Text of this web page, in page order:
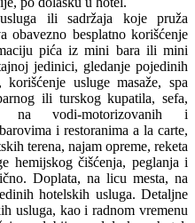
ili sadržaja koje pruža
obavezno besplatno korišćenje
pića iz mini bara ili mini
jedinici, gledanje pojedinih
usluge masaže, spa
ili turskog kupatila, sefa,
na vodi-motorizovanih i
i restoranima a la carte,
terena, najam opreme, reketa
hemijskog čišćenja, peglanja i
Doplata, na licu mesta, na
hotelskih usluga. Detaljne
usluga, kao i radnom vremenu